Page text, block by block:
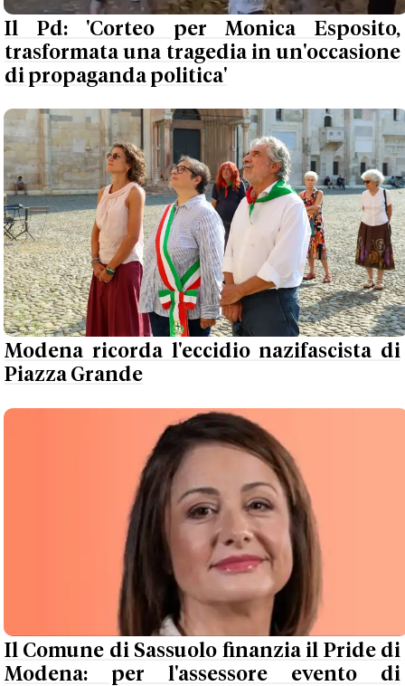
Il Pd: 'Corteo per Monica Esposito,
trasformata una tragedia in un'occasione
di propaganda politica'
Modena ricorda l'eccidio nazifascista di
Piazza Grande
Il Comune di Sassuolo finanzia il Pride di
Modena: per l'assessore evento di